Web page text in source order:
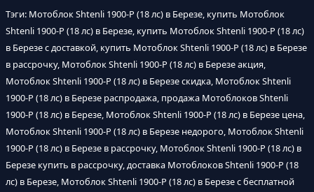
Тэги: Мотоблок Shtenli 1900-P (18 лс) в Березе, купить Мотоблок
Shtenli 1900-P (18 лс) в Березе, купить Мотоблок Shtenli 1900-P (18 лс)
в Березе с доставкой, купить Мотоблок Shtenli 1900-P (18 лс) в Березе
в рассрочку, Мотоблок Shtenli 1900-P (18 лс) в Березе акция,
Мотоблок Shtenli 1900-P (18 лс) в Березе скидка, Мотоблок Shtenli
1900-P (18 лс) в Березе распродажа, продажа Мотоблоков Shtenli
1900-P (18 лс) в Березе, Мотоблок Shtenli 1900-P (18 лс) в Березе цена,
Мотоблок Shtenli 1900-P (18 лс) в Березе недорого, Мотоблок Shtenli
1900-P (18 лс) в Березе в рассрочку, Мотоблок Shtenli 1900-P (18 лс) в
Березе купить в рассрочку, доставка Мотоблоков Shtenli 1900-P (18
лс) в Березе, Мотоблок Shtenli 1900-P (18 лс) в Березе с бесплатной